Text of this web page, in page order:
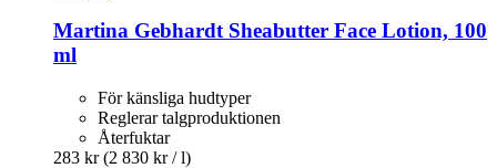
Martina Gebhardt Sheabutter Face Lotion, 100
ml
För känsliga hudtyper
Reglerar talgproduktionen
Återfuktar
283 kr (2 830 kr / l)